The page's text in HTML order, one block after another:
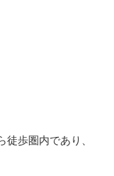
徒歩圏内であり、